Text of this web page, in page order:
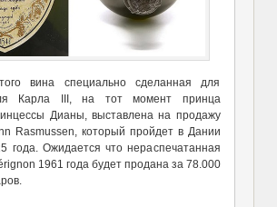
вина специально сделанная для
Карла III, на тот момент принца
Дианы, выставлена на продажу
Rasmussen, который пройдет в Дании
года. Ожидается что нераспечатанная
1961 года будет продана за 78.000